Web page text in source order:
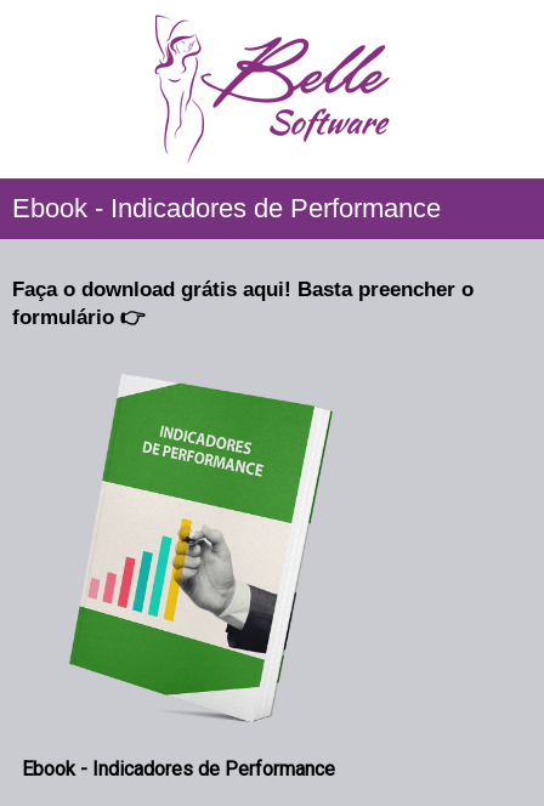
Ebook - Indicadores de Performance
Faça o download grátis aqui! Basta preencher o
formulário 👉